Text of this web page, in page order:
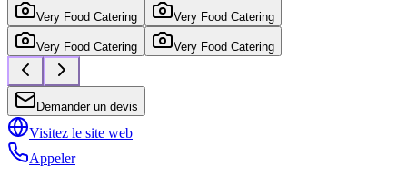
Very Food Catering Very Food Catering
Very Food Catering Very Food Catering
Demander un devis
Visitez le site web
Appeler